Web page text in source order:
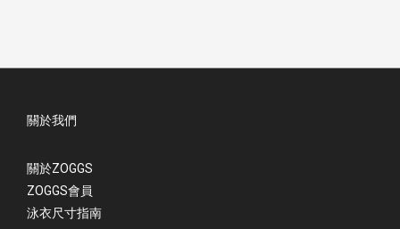
關於我們
關於ZOGGS
ZOGGS會員
泳衣尺寸指南